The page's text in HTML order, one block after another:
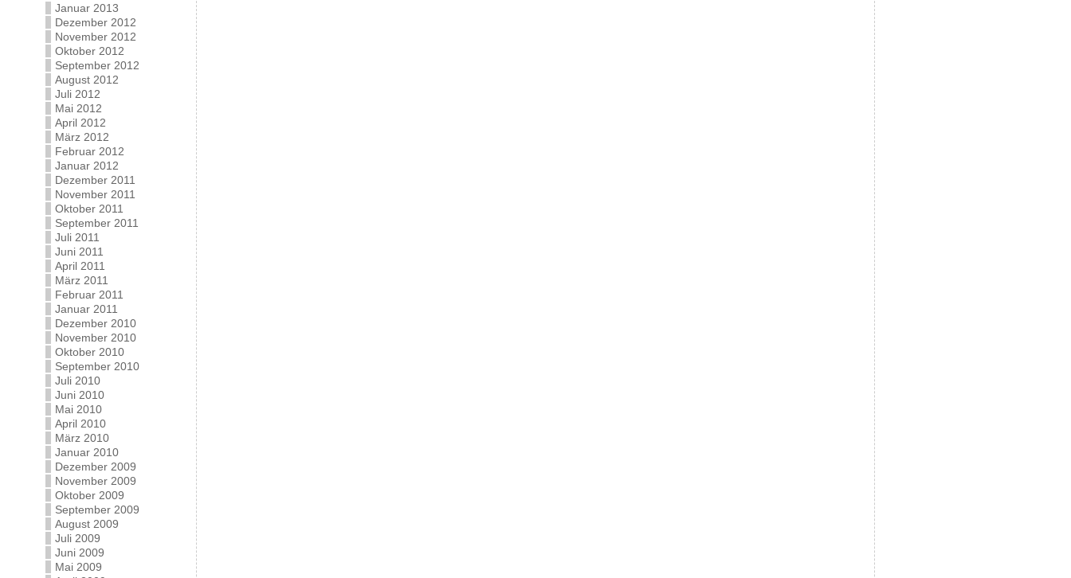
Januar 2013
Dezember 2012
November 2012
Oktober 2012
September 2012
August 2012
Juli 2012
Mai 2012
April 2012
März 2012
Februar 2012
Januar 2012
Dezember 2011
November 2011
Oktober 2011
September 2011
Juli 2011
Juni 2011
April 2011
März 2011
Februar 2011
Januar 2011
Dezember 2010
November 2010
Oktober 2010
September 2010
Juli 2010
Juni 2010
Mai 2010
April 2010
März 2010
Januar 2010
Dezember 2009
November 2009
Oktober 2009
September 2009
August 2009
Juli 2009
Juni 2009
Mai 2009